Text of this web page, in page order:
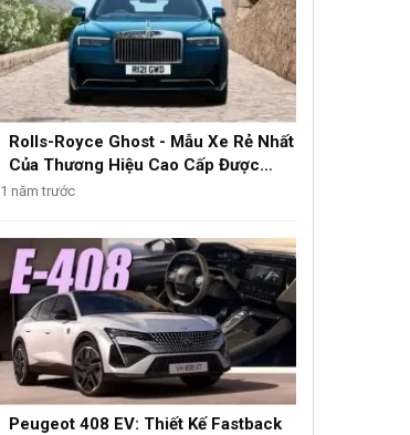
Rolls-Royce Ghost - Mẫu Xe Rẻ Nhất
Của Thương Hiệu Cao Cấp Được
Nâng Cấp
1 năm trước
Peugeot 408 EV: Thiết Kế Fastback